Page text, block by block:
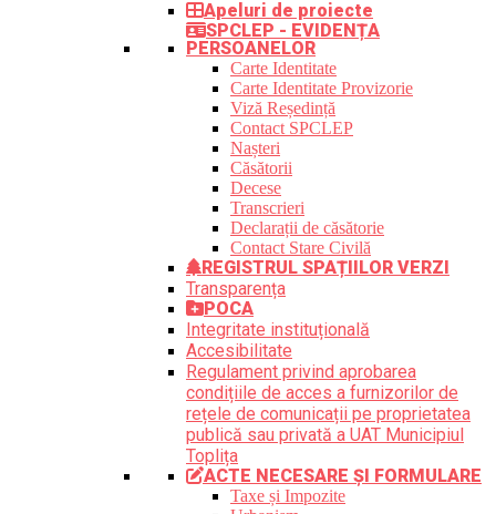
Apeluri de proiecte
SPCLEP - EVIDENȚA
PERSOANELOR
Carte Identitate
Carte Identitate Provizorie
Viză Reședință
Contact SPCLEP
Nașteri
Căsătorii
Decese
Transcrieri
Declarații de căsătorie
Contact Stare Civilă
REGISTRUL SPAȚIILOR VERZI
Transparența
POCA
Integritate instituțională
Accesibilitate
Regulament privind aprobarea
condițiile de acces a furnizorilor de
rețele de comunicații pe proprietatea
publică sau privată a UAT Municipiul
Toplița
ACTE NECESARE ȘI FORMULARE
Taxe și Impozite